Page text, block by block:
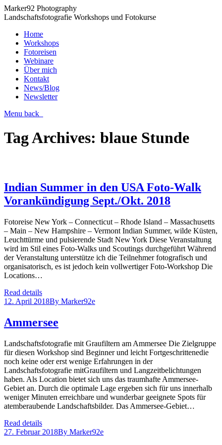
Marker92 Photography
Landschaftsfotografie Workshops und Fotokurse
Home
Workshops
Fotoreisen
Webinare
Über mich
Kontakt
News/Blog
Newsletter
Menu back
Tag Archives: blaue Stunde
Indian Summer in den USA Foto-Walk
Vorankündigung Sept./Okt. 2018
Fotoreise New York – Connecticut – Rhode Island – Massachusetts
– Main – New Hampshire – Vermont Indian Summer, wilde Küsten,
Leuchttürme und pulsierende Stadt New York Diese Veranstaltung
wird im Stil eines Foto-Walks und Scoutings durchgeführt Während
der Veranstaltung unterstütze ich die Teilnehmer fotografisch und
organisatorisch, es ist jedoch kein vollwertiger Foto-Workshop Die
Locations…
Read details
12. April 2018By Marker92e
Ammersee
Landschaftsfotografie mit Graufiltern am Ammersee Die Zielgruppe
für diesen Workshop sind Beginner und leicht Fortgeschrittenedie
noch keine oder erst wenige Erfahrungen in der
Landschaftsfotografie mitGraufiltern und Langzeitbelichtungen
haben. Als Location bietet sich uns das traumhafte Ammersee-
Gebiet an. Durch die optimale Lage ergeben sich für uns innerhalb
weniger Minuten erreichbare und wunderbar geeignete Spots für
atemberaubende Landschaftsbilder. Das Ammersee-Gebiet…
Read details
27. Februar 2018By Marker92e